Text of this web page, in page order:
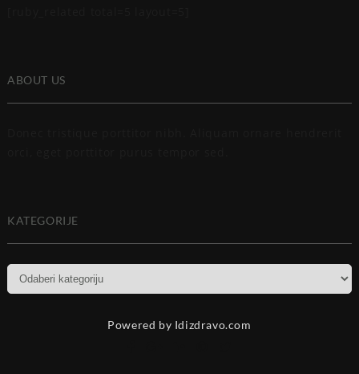
ABOUT US
KATEGORIJE
Kategorije
Powered by Idizdravo.com